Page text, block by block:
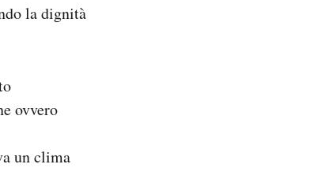
la dignità
ovvero
un clima